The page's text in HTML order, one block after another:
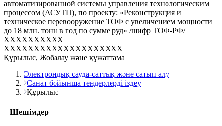
автоматизированной системы управления технологическим
процессом (АСУТП), по проекту: «Реконструкция и
техническое перевооружение ТОФ с увеличением мощности
до 18 млн. тонн в год по сумме руд» /шифр ТОФ-РФ/
XXXXXXXXXX
XXXXXXXXXXXXXXXXXXXX
Құрылыс, Жобалау және құжаттама
Электрондық сауда-саттық және сатып алу
Санат бойынша тендерлерді іздеу
Құрылыс
Шешімдер